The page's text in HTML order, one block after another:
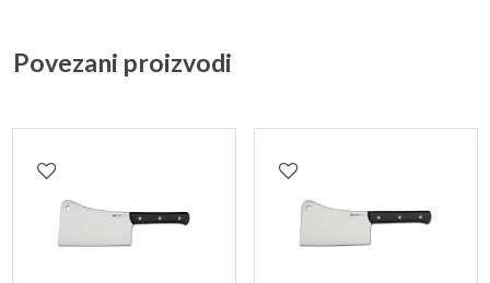
Povezani proizvodi